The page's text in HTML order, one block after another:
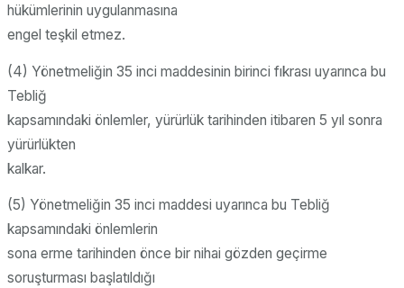
hükümlerinin uygulanmasına
engel teşkil etmez.
(4) Yönetmeliğin 35 inci maddesinin birinci fıkrası uyarınca bu
Tebliğ
kapsamındaki önlemler, yürürlük tarihinden itibaren 5 yıl sonra
yürürlükten
kalkar.
(5) Yönetmeliğin 35 inci maddesi uyarınca bu Tebliğ
kapsamındaki önlemlerin
sona erme tarihinden önce bir nihai gözden geçirme
soruşturması başlatıldığı